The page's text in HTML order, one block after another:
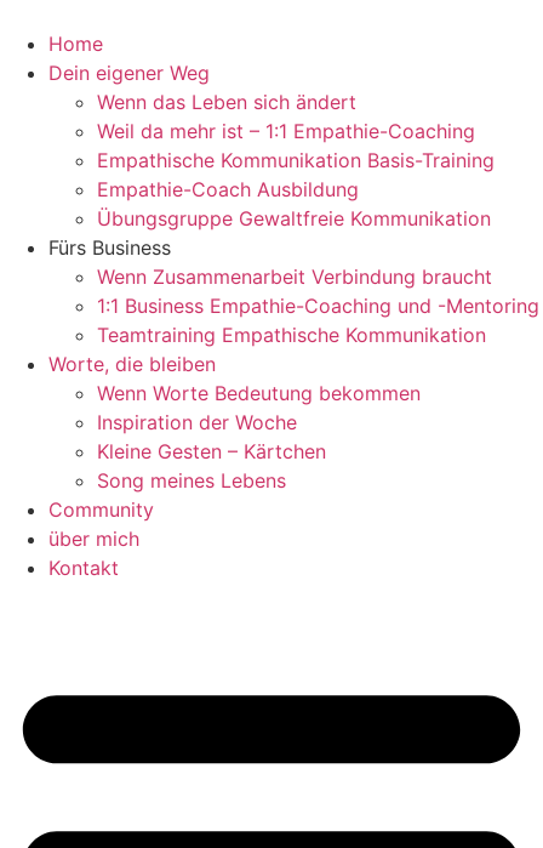
Inhalt
springen
Home
Dein eigener Weg
Wenn das Leben sich ändert
Weil da mehr ist – 1:1 Empathie-Coaching
Empathische Kommunikation Basis-Training
Empathie-Coach Ausbildung
Übungsgruppe Gewaltfreie Kommunikation
Fürs Business
Wenn Zusammenarbeit Verbindung braucht
1:1 Business Empathie-Coaching und -Mentoring
Teamtraining Empathische Kommunikation
Worte, die bleiben
Wenn Worte Bedeutung bekommen
Inspiration der Woche
Kleine Gesten – Kärtchen
Song meines Lebens
Community
über mich
Kontakt